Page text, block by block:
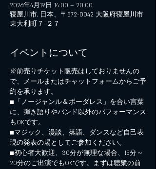
2026年4月19日 14:00 – 20:00
寝屋川市, 日本、〒572-0042 大阪府寝屋川市
東大利町７−２７
イベントについて
※前売りチケット販売はしておりませんの
で、メールまたはチャットフォームからご予
約を承ります。
■「ノージャンル＆ボーダレス」を合い言葉
に、弾き語りやバンド以外のパフォーマンス
もOKです。
■マジック、漫談、落語、ダンスなど自己表
現の発表の場としてご参加ください。
■初心者大歓迎、30分が無理な場合、15分～
20分のご出演でもOKです。まずは聴衆の前